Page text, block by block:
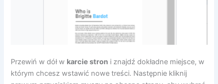
Przewiń w dół w karcie stron i znajdź dokładne miejsce, w
którym chcesz wstawić nowe treści. Następnie kliknij